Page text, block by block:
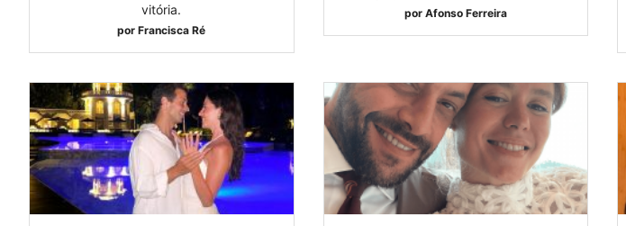
vitória.
por Francisca Ré
por Afonso Ferreira